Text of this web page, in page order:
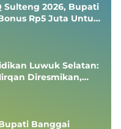
Sulteng 2026, Bupati
Rp5 Juta Untuk
Kepala Sekolah
Luwuk Selatan:
Diresmikan,
Generasi
Banggai